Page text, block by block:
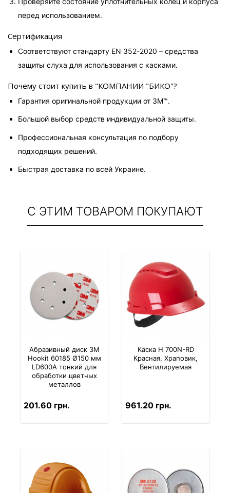
перед использованием.
Сертификация
Соответствуют стандарту EN 352-2020 – средства
защиты слуха для использования с касками.
Почему стоит купить в "КОМПАНИИ "БИКО"?
Гарантия оригинальной продукции от 3M™.
Большой выбор средств индивидуальной защиты.
Профессиональная консультация по подбору
подходящих решений.
Быстрая доставка по всей Украине.
С ЭТИМ ТОВАРОМ ПОКУПАЮТ
Абразивный диск 3M
Hookit 60185 Ø150 мм
LD600A тонкий для
обработки цветных
металлов
201.60 грн.
Каска H 700N-RD
Красная, Храповик,
Вентилируемая
961.20 грн.